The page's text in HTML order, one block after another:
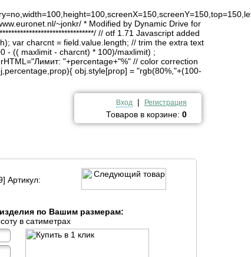
~jonkr/ * Modified by Dynamic Drive for
// otf 1.71 Javascript added
var charcnt = field.value.length; // trim the extra text
- (( maxlimit - charcnt) * 100)/maxlimit) ;
"+percentage+"%" // color correction
obj.style[prop] = "rgb(80%,"+(100-
Вход | Регистрация
Товаров в корзине: 0
Артикул:
по Вашим размерам:
в сатиметрах